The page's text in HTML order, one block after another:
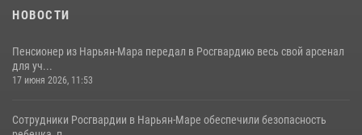
НОВОСТИ
Пенсионер из Нарьян-Мара передал в Росгвардию весь свой арсенал
для уч...
17 июня 2026, 11:53
Сотрудники Росгвардии в Нарьян-Маре обеспечили безопасность